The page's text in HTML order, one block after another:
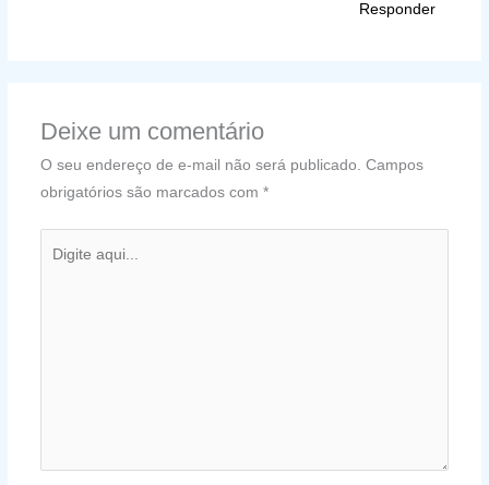
Responder
Deixe um comentário
O seu endereço de e-mail não será publicado. Campos
obrigatórios são marcados com *